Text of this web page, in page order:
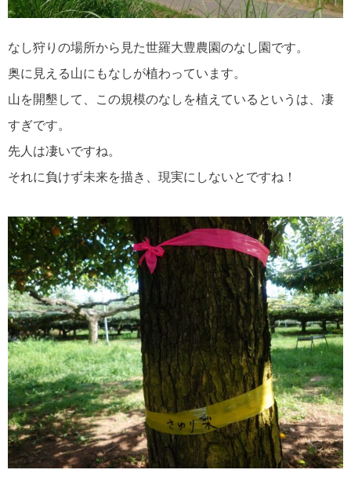
なし狩りの場所から見た世羅大豊農園のなし園です。
奥に見える山にもなしが植わっています。
山を開墾して、この規模のなしを植えているというは、凄
すぎです。
先人は凄いですね。
それに負けず未来を描き、現実にしないとですね！